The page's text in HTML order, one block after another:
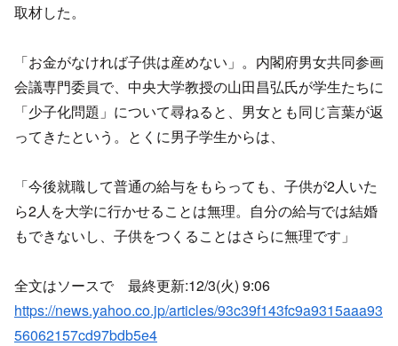
取材した。
「お金がなければ子供は産めない」。内閣府男女共同参画
会議専門委員で、中央大学教授の山田昌弘氏が学生たちに
「少子化問題」について尋ねると、男女とも同じ言葉が返
ってきたという。とくに男子学生からは、
「今後就職して普通の給与をもらっても、子供が2人いた
ら2人を大学に行かせることは無理。自分の給与では結婚
もできないし、子供をつくることはさらに無理です」
全文はソースで 最終更新:12/3(火) 9:06
https://news.yahoo.co.jp/articles/93c39f143fc9a9315aaa93
56062157cd97bdb5e4